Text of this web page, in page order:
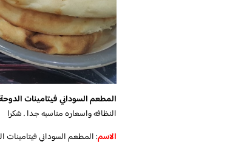
المطعم السوداني فيتامينات
النظافه واسعاره مناسبه جدا . شكرا
الاسم: المطعم السوداني فيتامينات